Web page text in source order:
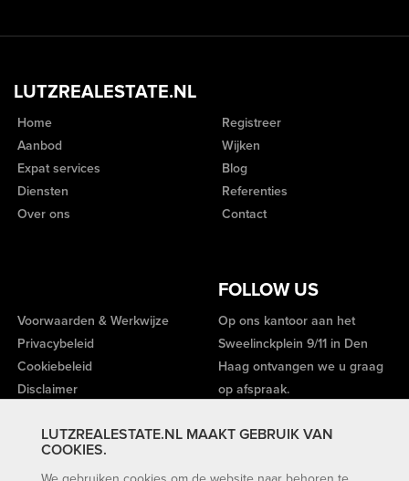
LUTZREALESTATE.NL MAAKT GEBRUIK VAN
COOKIES.
LUTZREALESTATE.NL
Home
Aanbod
Expat services
Diensten
Over ons
Registreer
Wijken
Blog
Referenties
Contact
FOLLOW US
Voorwaarden & Werkwijze
Privacybeleid
Cookiebeleid
Disclaimer
Op ons kantoor aan het
Sweelinckplein 9/11 in Den
Haag ontvangen we u graag
op afspraak.